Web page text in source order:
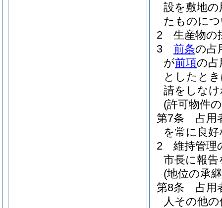
設を敷地
たものに
2
生産物の
3
前条の占
が前項の占
としたと
請をしな
(許可物件
第7条
占用
を常に良
2
維持管理
市長に報
(地位の承
第8条
占用
人その他